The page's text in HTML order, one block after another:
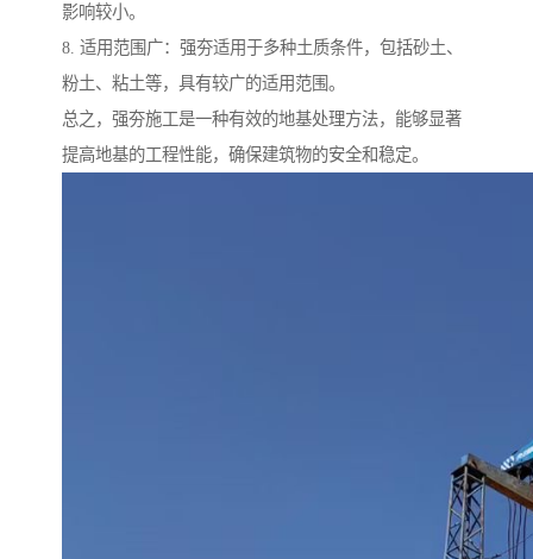
影响较小。
8. 适用范围广：强夯适用于多种土质条件，包括砂土、
粉土、粘土等，具有较广的适用范围。
总之，强夯施工是一种有效的地基处理方法，能够显著
提高地基的工程性能，确保建筑物的安全和稳定。